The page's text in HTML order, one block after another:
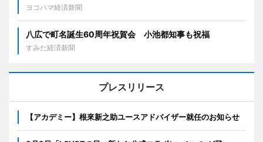
ヨコハマ経済新聞
八広で町名誕生60周年祝賀会 小池都知事も祝福
すみだ経済新聞
プレスリリース
【アカデミー】根來新之助ユースアドバイザー就任のお知らせ